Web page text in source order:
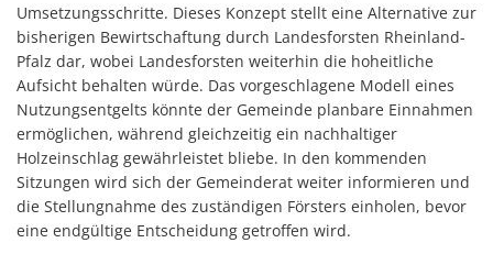
Umsetzungsschritte. Dieses Konzept stellt eine Alternative zur
bisherigen Bewirtschaftung durch Landesforsten Rheinland-
Pfalz dar, wobei Landesforsten weiterhin die hoheitliche
Aufsicht behalten würde. Das vorgeschlagene Modell eines
Nutzungsentgelts könnte der Gemeinde planbare Einnahmen
ermöglichen, während gleichzeitig ein nachhaltiger
Holzeinschlag gewährleistet bliebe. In den kommenden
Sitzungen wird sich der Gemeinderat weiter informieren und
die Stellungnahme des zuständigen Försters einholen, bevor
eine endgültige Entscheidung getroffen wird.